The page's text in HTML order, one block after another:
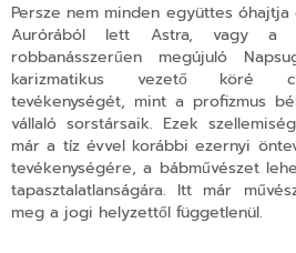
Persze nem minden együttes óhajtja
Aurórából lett Astra, vagy a
robbanásszerűen megújuló
karizmatikus vezető köré
tevékenységét, mint a profizmus
vállaló sorstársaik. Ezek
már a tíz évvel korábbi ezernyi
tevékenységére, a bábművészet
tapasztalatlanságára. Itt már
meg a jogi helyzettől függetlenül.